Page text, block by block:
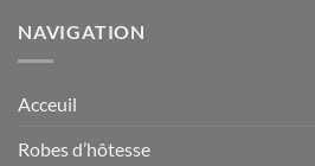
NAVIGATION
Acceuil
Robes d’hôtesse